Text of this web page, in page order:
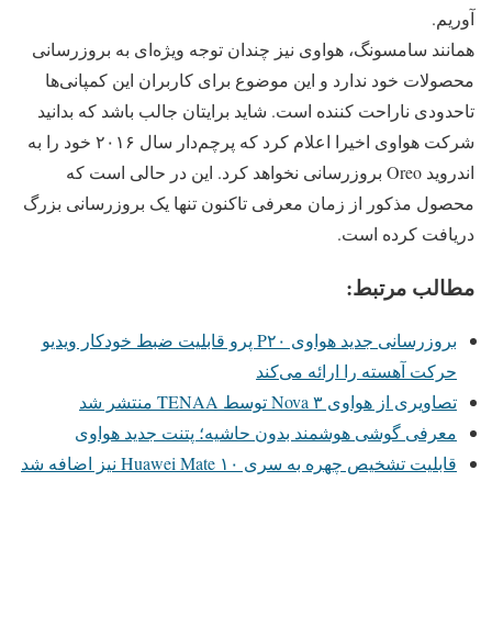
آوریم.
همانند سامسونگ، هواوی نیز چندان توجه ویژه‌ای به بروزرسانی
محصولات خود ندارد و این موضوع برای کاربران این کمپانی‌ها
تاحدودی ناراحت کننده است. شاید برایتان جالب باشد که بدانید
شرکت هواوی اخیرا اعلام کرد که پرچم‌دار سال ۲۰۱۶ خود را به
اندروید Oreo بروزرسانی نخواهد کرد. این در حالی است که
محصول مذکور از زمان معرفی تاکنون تنها یک بروزرسانی بزرگ
دریافت کرده است.
مطالب مرتبط:
بروزرسانی جدید هواوی P۲۰ پرو قابلیت ضبط خودکار ویدیو
حرکت آهسته را ارائه می‌کند
تصاویری از هواوی Nova ۳ توسط TENAA منتشر شد
معرفی گوشی هوشمند بدون حاشیه؛ پتنت جدید هواوی
قابلیت تشخیص چهره به سری Huawei Mate ۱۰ نیز اضافه شد